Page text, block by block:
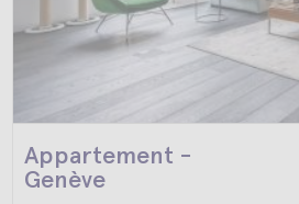
Appartement -
Genève